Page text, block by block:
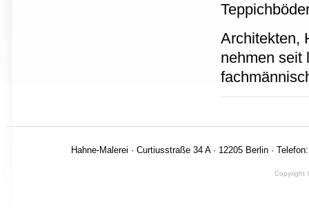
Architekten,
nehmen seit
Hahne-Malerei · Curtiusstraße 34 A · 12205 Berlin ·
Copyright